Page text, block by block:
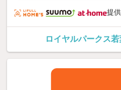
提供
ロイヤルパークス